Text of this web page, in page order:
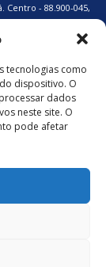
tecnologias como
dispositivo. O
dados
neste site. O
pode afetar
Centro - 88.900-045,